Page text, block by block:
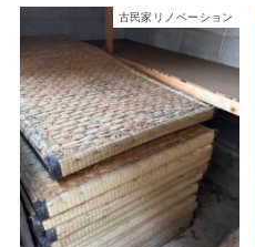
古民家リノベーション